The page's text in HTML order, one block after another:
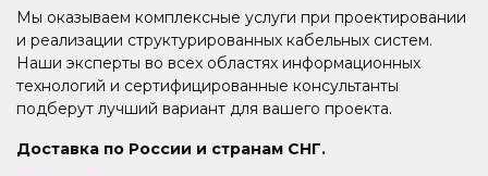
Мы оказываем комплексные услуги при проектировании
и реализации структурированных кабельных систем.
Наши эксперты во всех областях информационных
технологий и сертифицированные консультанты
подберут лучший вариант для вашего проекта.
Доставка по России и странам СНГ.